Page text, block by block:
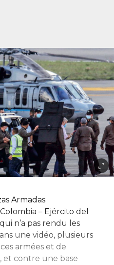
Armadas
– Ejército del
n’a pas rendu les
une vidéo, plusieurs
armées et de
et contre une base